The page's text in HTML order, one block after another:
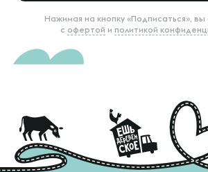
Нажимая на кнопку «Подписаться», вы
с офертой и политикой